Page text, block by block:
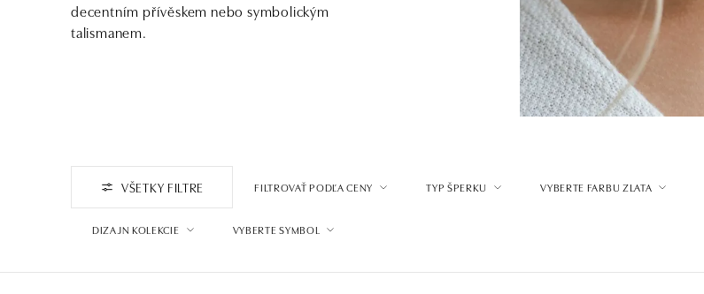
decentním přívěskem nebo symbolickým
talismanem.
VŠETKY FILTRE FILTROVAŤ PODĽA CENY TYP ŠPERKU VYBERTE FARBU ZLATA
DIZAJN KOLEKCIE VYBERTE SYMBOL